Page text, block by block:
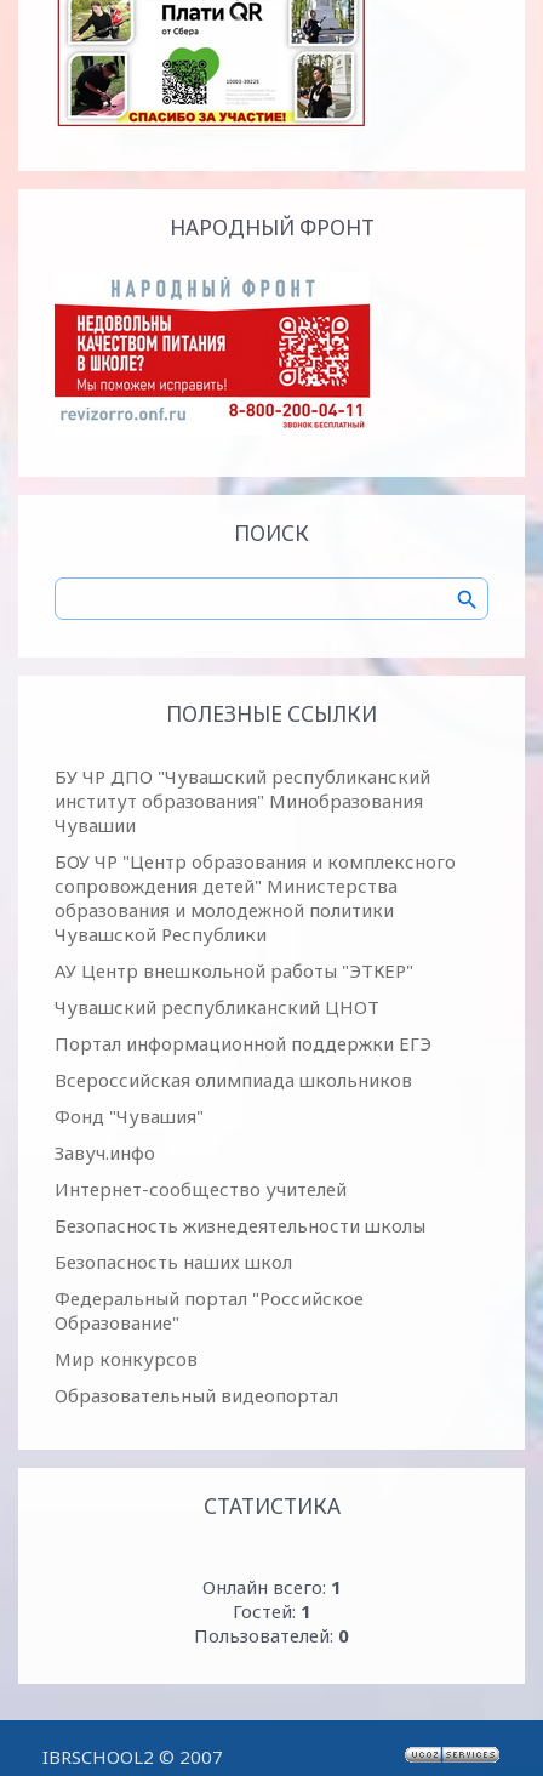
НАРОДНЫЙ ФРОНТ
ПОИСК
ПОЛЕЗНЫЕ ССЫЛКИ
БУ ЧР ДПО "Чувашский республиканский
институт образования" Минобразования
Чувашии
БОУ ЧР "Центр образования и комплексного
сопровождения детей" Министерства
образования и молодежной политики
Чувашской Республики
АУ Центр внешкольной работы "ЭТКЕР"
Чувашский республиканский ЦНОТ
Портал информационной поддержки ЕГЭ
Всероссийская олимпиада школьников
Фонд "Чувашия"
Завуч.инфо
Интернет-сообщество учителей
Безопасность жизнедеятельности школы
Безопасность наших школ
Федеральный портал "Российское
Образование"
Мир конкурсов
Образовательный видеопортал
СТАТИСТИКА
Онлайн всего: 1
Гостей: 1
Пользователей: 0
IBRSCHOOL2 © 2007